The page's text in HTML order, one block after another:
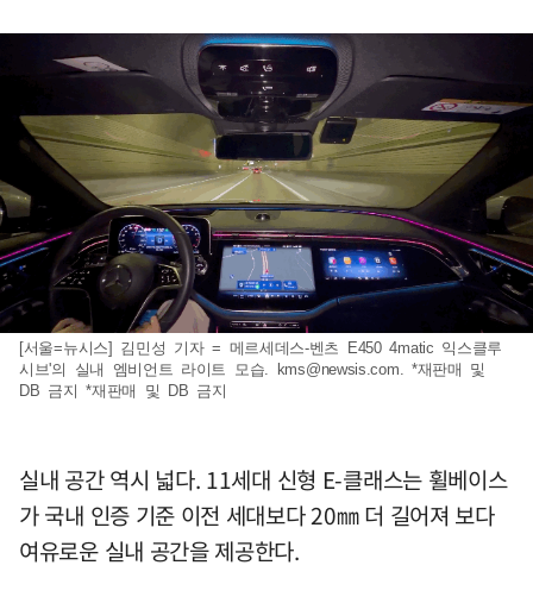
[서울=뉴시스] 김민성 기자 = 메르세데스-벤츠 E450 4matic 익스클루
시브'의 실내 엠비언트 라이트 모습. kms@newsis.com . *재판매 및
DB 금지 *재판매 및 DB 금지
실내 공간 역시 넓다. 11세대 신형 E-클래스는 휠베이스
가 국내 인증 기준 이전 세대보다 20㎜ 더 길어져 보다
여유로운 실내 공간을 제공한다.